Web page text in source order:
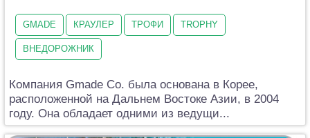
Технические жидкости
Оптовая продажа запчастей для моделей
GMADE КРАУЛЕР ТРОФИ TROPHY
ВНЕДОРОЖНИК
Компания Gmade Co. была основана в Корее,
расположенной на Дальнем Востоке Азии, в 2004
году. Она обладает одними из ведущи...